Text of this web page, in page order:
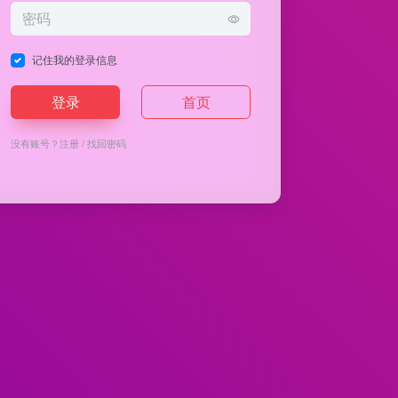
记住我的登录信息
登录 首页
没有账号？注册/找回密码